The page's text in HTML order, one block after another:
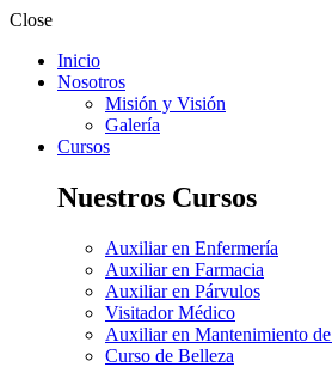
Close
Inicio
Nosotros
Misión y Visión
Galería
Cursos
Nuestros Cursos
Auxiliar en Enfermería
Auxiliar en Farmacia
Auxiliar en Párvulos
Visitador Médico
Auxiliar en Mantenimiento
Curso de Belleza